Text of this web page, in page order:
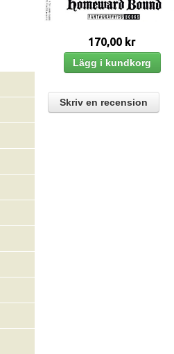
170,00 kr
Skriv en recension